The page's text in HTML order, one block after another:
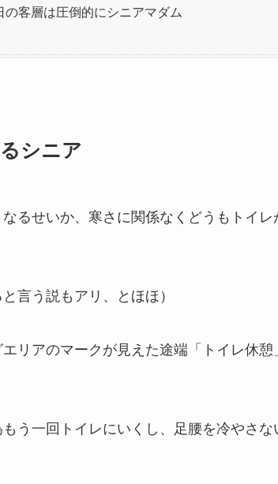
の客層は圧倒的にシニアマダム
シニア
るせいか、寒さに関係なくどうもトイレ
言う説もアリ、とほほ）
リアのマークが見えた途端「トイレ休
う一回トイレにいくし、足腰を冷やさな